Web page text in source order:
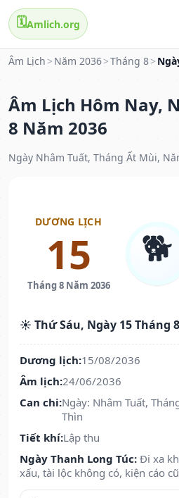
🗓️Amlich.org
Âm Lịch > Năm 2036>Tháng 8>
Âm Lịch Hôm Nay,
8 Năm 2036
Ngày Nhâm Tuất, Tháng Ất Mùi,
DƯƠNG LỊCH
15
Tháng 8 Năm 2036
🐕
☀️ Thứ Sáu, Ngày 15 Tháng
Dương lịch:15/08/2036
Âm lịch:24/06/2036
Can chi:Ngày: Nhâm Tuất,
Thìn
Tiết khí:Lập thu
Ngày Thanh Long Túc: Đi xa
xấu, tài lộc không có, kiện cáo